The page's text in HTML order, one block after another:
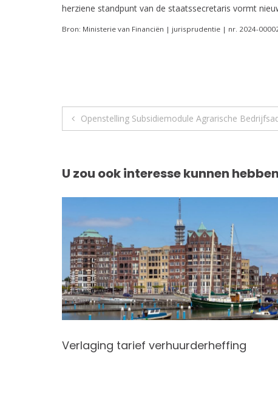
herziene standpunt van de staatssecretaris vormt
Bron: Ministerie van Financiën | jurisprudentie | nr. 2024-
Berichtnavigatie
Openstelling Subsidiemodule Agrarische
U zou ook interesse kunnen
Verlaging tarief verhuurderheffing